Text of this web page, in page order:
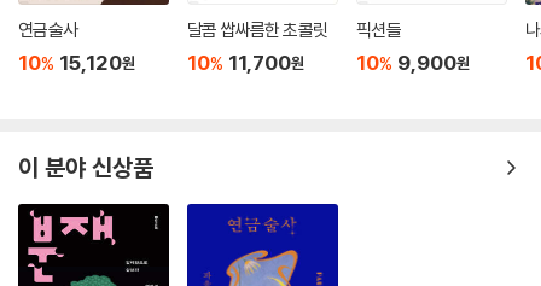
이어지는 폭우 같은 자연은 정교하게 쓰인 부사와 형용사 들로 생생한 모
습을 드러낸다. 그렇다고 이 작품이 라틴아메리카적인 것에 대해 일방적
불안정한 정치 상황에 시달려온 현실을 압축적으로 보여준다. 낙후한 도시
가 공존하는 땅, 그 자체가 경이로운 현실이고 그것을 바로크적인 문체로
그려낸 것이 『잃어버린 발자취』이다.
연금술사
10% 15,120원
달콤 쌉싸름한 초콜릿
10% 11,700원
픽션들
10% 9,900원
이 분야 신상품